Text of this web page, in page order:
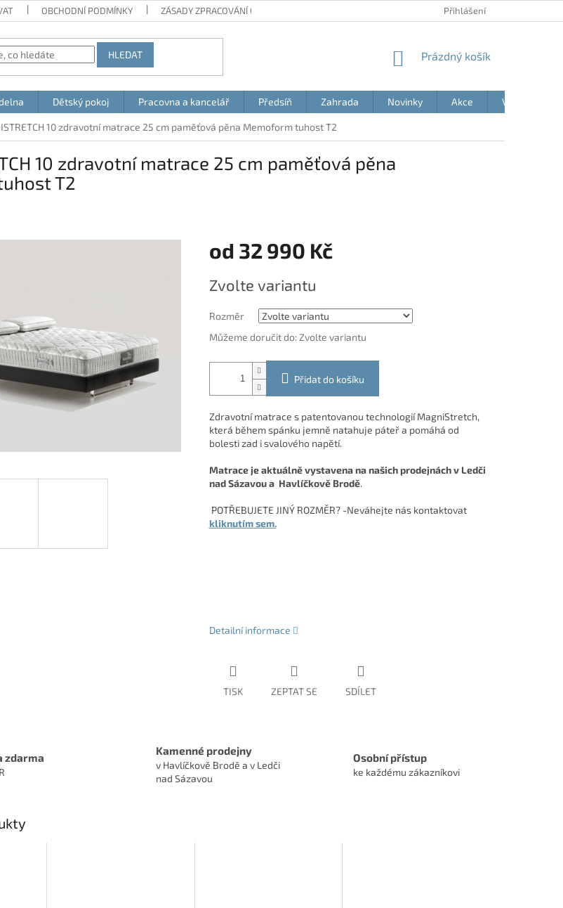
OBCHODNÍ PODMÍNKY ZÁSADY ZPRACOVÁNÍ OSOBNÍCH ÚDAJŮ BLOG
Přihlášení
HLEDAT
NÁKUPNÍ
Prázdný košík
Dětský pokoj Pracovna a kancelář Předsíň Zahrada Novinky Akce Výprodej
10 zdravotní matrace 25 cm paměťová pěna Memoform tuhost T2
10 zdravotní matrace 25 cm paměťová pěna
T2
od 32 990 Kč
cena:
Zvolte variantu
Rozměr
Můžeme doručit do: Zvolte variantu
Přidat do košíku
Zdravotní matrace s patentovanou technologií MagniStretch,
která během spánku jemně natahuje páteř a pomáhá od
bolesti zad i svalového napětí.
Matrace je aktuálně vystavena na našich prodejnách v Ledči
nad Sázavou a Havlíčkově Brodě.
POTŘEBUJETE JINÝ ROZMĚR? -Neváhejte nás kontaktovat
kliknutím sem.
Detailní informace
TISK ZEPTAT SE SDÍLET
zdarma
Kamenné prodejny
v Havlíčkově Brodě a v Ledči
nad Sázavou
Osobní přístup
ke každému zákazníkovi